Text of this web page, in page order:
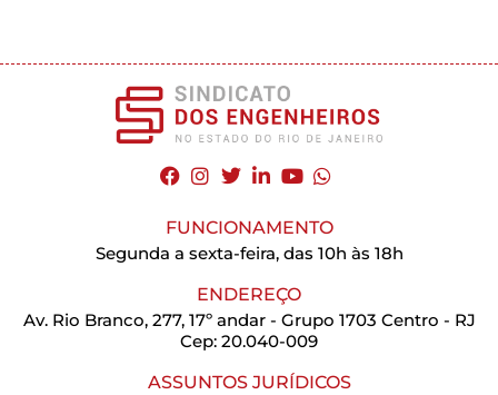
FUNCIONAMENTO
Segunda a sexta-feira, das 10h às 18h
ENDEREÇO
Av. Rio Branco, 277, 17º andar - Grupo 1703 Centro - RJ
Cep: 20.040-009
ASSUNTOS JURÍDICOS